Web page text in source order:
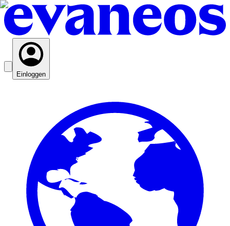
Einloggen